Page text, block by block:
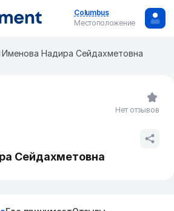
Columbus
Местоположение
Именова Надира Сейдахметовна
Сейдахметовна
Нет отзывов